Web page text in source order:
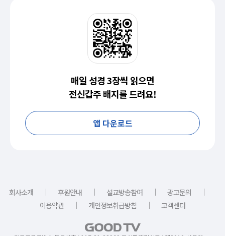
매일 성경 3장씩 읽으면
전신갑주 배지를 드려요!
앱 다운로드
회사소개 ｜ 후원안내 ｜ 설교방송참여 ｜ 광고문의
｜
이용약관
｜ 개인정보취급방침 ｜ 고객센터